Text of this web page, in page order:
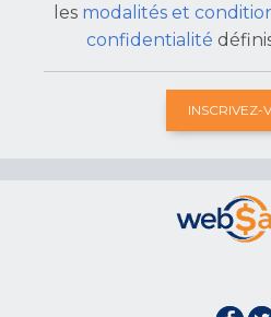
les modalités et
confidentialité
INSCRIVEZ-